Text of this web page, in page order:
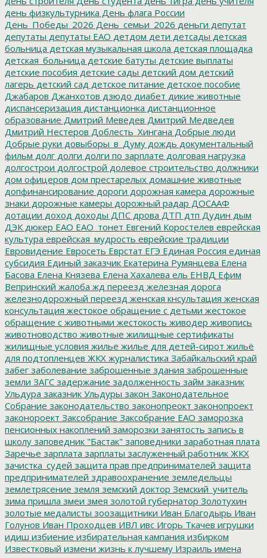
день физкультурника День флага России
День_Победы_2026 День_семьи_2026 деньги депутат
депутаты депутаты ЕАО детдом дети детсады детская
больница детская музыкальная школа детская площадка
детская_больница детские батуты детские выплаты
детские пособия детские сады детский дом детский
лагерь детский сад детское питание детское пособие
Джабаров Джанхотов дзюдо диабет дикие животные
диспансеризация дистанционка дистанционное
образование Дмитрий Меведев Дмитрий Медведев
Дмитрий Нестеров Доблесть_Хингана Добрые люди
Добрые руки довыборы_в_Думу дождь документальный
фильм долг долги долги по зарплате долговая нагрузка
долгострои долгострой долевое строительство должники
дом офицеров дом престарелых домашние животные
допфинансирование дороги дорожная камера дорожные
знаки дорожные камеры дорожный радар ДОСААФ
дотации доход доходы ДПС дрова ДТП дтп Дудин дым
ДЭК дюкер ЕАО ЕАО_тонет Евгений Коростелев еврейская
культура еврейская_мудрость еврейские традиции
Евровидение Евросеть Еврстат ЕГЭ Единая Россия единая
субсидия Единый заказчик Екатерина Румянцева Елена
Басова Елена Князева Елена Хахалева ель ЕНВД Ефим
Вепринский жалоба жд переезд железная дорога
железнодорожный переезд женская кнсультация женская
консультация жестокое обращение с детьми жестокое
обращение с животными жестокость живодер живопись
животноводство животные жилищные сертификаты
жилищные условия жилье жилье для детей-сирот жильё
для подтопленцев ЖКХ журналистика Забайкальский край
забег заболевание заброшенные здания заброшенные
земли ЗАГС задержание задолженность займ заказник
Ульдура заказник Ульдуры закон Законодательное
Собрание законодательство законопреокт законопроект
законороект Заксобрание Заксобрание ЕАО заморозка
пенсионных накоплений заморозки занятость запись в
школу заповедник "Бастак" заповедники заработная плата
Заречье зарплата зарплаты заслуженный работник ЖКХ
зачистка_судей защита прав предпринимателей защита
предпринимателей здравоохранение земледельцы
землетрясение земля земский доктор Земский_учитель
зима пришла змеи змея золотой губернатор Золотухин
золотые медалисты зоозащитники Иван Благодырь Иван
Голунов Иван Проходцев ИВЛ ивс Игорь Ткачев игрушки
идиш избиение избирательная кампания избирком
Известковый измени жизнь к лучшему Израиль имена